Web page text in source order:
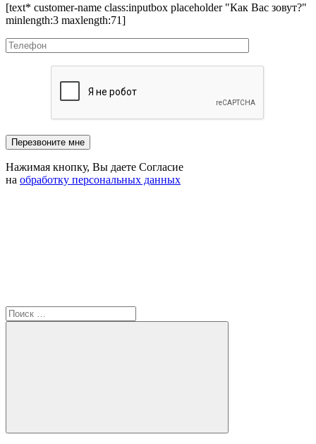
[text* customer-name class:inputbox placeholder "Как Вас зовут?"
minlength:3 maxlength:71]
Нажимая кнопку, Вы даете Согласие
на обработку персональных данных